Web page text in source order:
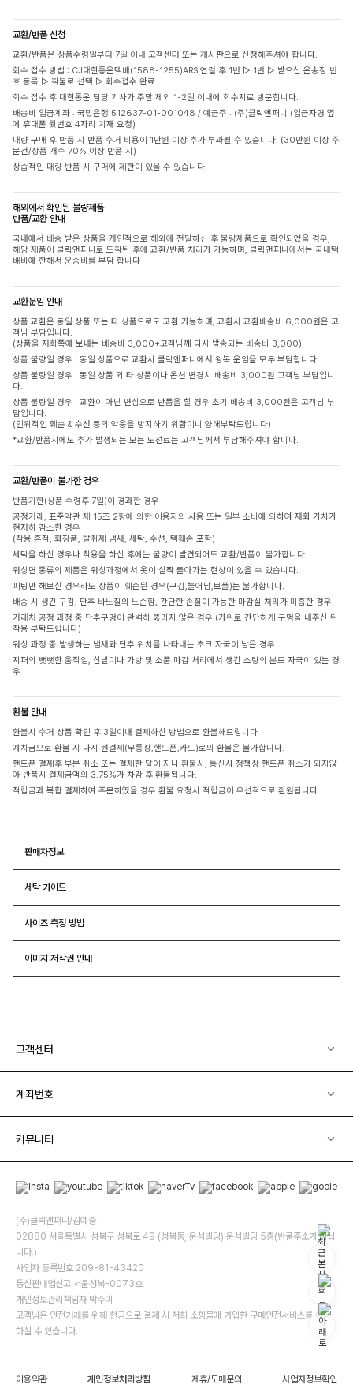
교환/반품 신청
교환/반품은 상품수령일부터 7일 이내 고객센터 또는 게시판으로 신청해주셔야 합니다.
회수 접수 방법 : CJ대한통운택배(1588-1255)ARS 연결 후 1번 ▷ 1번 ▷ 받으신 운송장 번
호 등록 ▷ 착불로 선택 ▷ 회수접수 완료
회수 접수 후 대한통운 담당 기사가 주말 제외 1-2일 이내에 회수지로 방문합니다.
배송비 입금계좌 : 국민은행 512637-01-001048 / 예금주 : (주)클릭앤퍼니 (입금자명 옆
에 휴대폰 뒷번호 4자리 기재 요청)
대량 구매 후 반품 시 반품 수거 비용이 1만원 이상 추가 부과될 수 있습니다. (30만원 이상 주
문건/상품 개수 70% 이상 반품 시)
상습적인 대량 반품 시 구매에 제한이 있을 수 있습니다.
해외에서 확인된 불량제품
반품/교환 안내
국내에서 배송 받은 상품을 개인적으로 해외에 전달하신 후 불량제품으로 확인되었을 경우,
해당 제품이 클릭앤퍼니로 도착된 후에 교환/반품 처리가 가능하며, 클릭앤퍼니에서는 국내택
배비에 한해서 운송비를 부담 합니다
교환운임 안내
상품 교환은 동일 상품 또는 타 상품으로도 교환 가능하며, 교환시 교환배송비 6,000원은 고
객님 부담입니다.
(상품을 저희쪽에 보내는 배송비 3,000+고객님께 다시 발송되는 배송비 3,000)
상품 불량일 경우 : 동일 상품으로 교환시 클릭앤퍼니에서 왕복 운임을 모두 부담합니다.
상품 불량일 경우 : 동일 상품 외 타 상품이나 옵션 변경시 배송비 3,000원 고객님 부담입니
다.
상품 불량일 경우 : 교환이 아닌 변심으로 반품을 할 경우 초기 배송비 3,000원은 고객님 부
담입니다.
(인위적인 훼손 & 수선 등의 악용을 방지하기 위함이니 양해부탁드립니다)
*교환/반품시에도 추가 발생되는 모든 도선료는 고객님께서 부담해주셔야 합니다.
교환/반품이 불가한 경우
반품기한(상품 수령후 7일)이 경과한 경우
공정거래, 표준약관 제 15조 2항에 의한 이용자의 사용 또는 일부 소비에 의하여 재화 가치가
현저히 감소한 경우
(착용 흔적, 화장품, 탈취제 냄새, 세탁, 수선, 택훼손 포함)
세탁을 하신 경우나 착용을 하신 후에는 불량이 발견되어도 교환/반품이 불가합니다.
워싱면 종류의 제품은 워싱과정에서 옷이 살짝 돌아가는 현상이 있을 수 있습니다.
피팅만 해보신 경우라도 상품이 훼손된 경우(구김,늘어남,보풀)는 불가합니다.
배송 시 생긴 구김, 단추 바느질의 느슨함, 간단한 손질이 가능한 마감실 처리가 미흡한 경우
거래처 공정 과정 중 단추구멍이 완벽히 뚫리지 않은 경우 (가위로 간단하게 구멍을 내주신 뒤
착용 부탁드립니다)
워싱 과정 중 발생하는 냄새와 단추 위치를 나타내는 초크 자국이 남은 경우
지퍼의 뻣뻣한 움직임, 신발이나 가방 및 소품 마감 처리에서 생긴 소량의 본드 자국이 있는 경
우
환불 안내
환불시 수거 상품 확인 후 3일이내 결제하신 방법으로 환불해드립니다
예치금으로 환불 시 다시 원결제(무통장,핸드폰,카드)로의 환불은 불가합니다.
핸드폰 결제후 부분 취소 또는 결제한 달이 지나 환불시, 통신사 정책상 핸드폰 취소가 되지않
아 반품시 결제금액의 3.75%가 차감 후 환불됩니다.
적립금과 복합 결제하여 주문하였을 경우 환불 요청시 적립금이 우선적으로 환원됩니다.
판매자정보
세탁 가이드
사이즈 측정 방법
이미지 저작권 안내
고객센터
계좌번호
커뮤니티
(주)클릭앤퍼니/김예중
02880 서울특별시 성북구 성북로 49 (성북동, 운석빌딩) 운석빌딩 5층(반품주소가 아닙
니다.)
사업자 등록번호 209-81-43420
통신판매업신고 서울성북-0073호
개인정보관리책임자 박수미
고객님은 안전거래를 위해 현금으로 결제 시 저희 소핑몰에 가입한 구매안전서비스를 이용
하실 수 있습니다.
이용약관 개인정보처리방침 제휴/도매문의 사업자정보확인